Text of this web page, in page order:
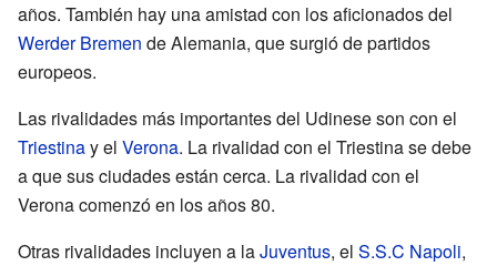
años. También hay una amistad con los aficionados del
Werder Bremen de Alemania, que surgió de partidos
europeos.
Las rivalidades más importantes del Udinese son con el
Triestinay el Verona. La rivalidad con el Triestina se debe
a que sus ciudades están cerca. La rivalidad con el
Verona comenzó en los años 80.
Otras rivalidades incluyen a laJuventus, el S.S.C Napoli,